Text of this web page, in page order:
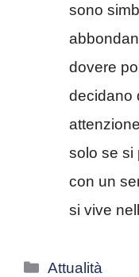
sono
dovere
decidano
solo se si
con un
si vive
Categorie
Attualità